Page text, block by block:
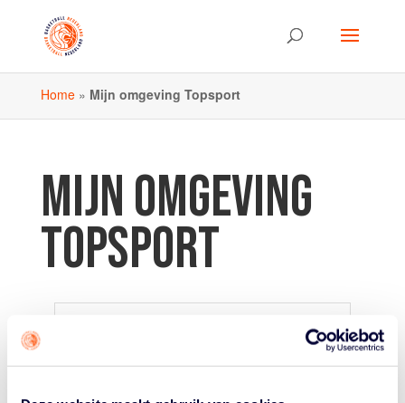
Home» Mijn omgeving Topsport
MIJN OMGEVING
TOPSPORT
nummer én log je voor het eerst in bij NBB